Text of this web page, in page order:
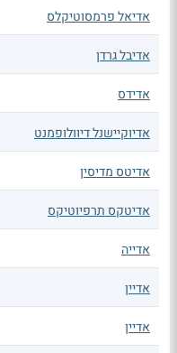
אדיאל פרמסוטיקלס
אדיבל גרדן
אדידס
אדיוקיישנל דיוולופמנט
אדיטס מדיסין
אדיטקס תרפיוטיקס
אדייה
אדיין
אדיין